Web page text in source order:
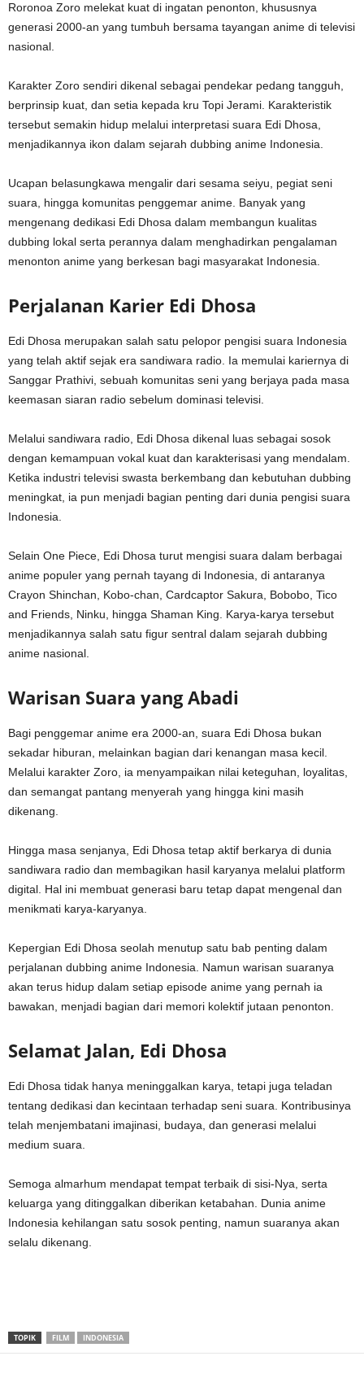
Roronoa Zoro melekat kuat di ingatan penonton, khususnya
generasi 2000-an yang tumbuh bersama tayangan anime di televisi
nasional.
Karakter Zoro sendiri dikenal sebagai pendekar pedang tangguh,
berprinsip kuat, dan setia kepada kru Topi Jerami. Karakteristik
tersebut semakin hidup melalui interpretasi suara Edi Dhosa,
menjadikannya ikon dalam sejarah dubbing anime Indonesia.
Ucapan belasungkawa mengalir dari sesama seiyu, pegiat seni
suara, hingga komunitas penggemar anime. Banyak yang
mengenang dedikasi Edi Dhosa dalam membangun kualitas
dubbing lokal serta perannya dalam menghadirkan pengalaman
menonton anime yang berkesan bagi masyarakat Indonesia.
Perjalanan Karier Edi Dhosa
Edi Dhosa merupakan salah satu pelopor pengisi suara Indonesia
yang telah aktif sejak era sandiwara radio. Ia memulai kariernya di
Sanggar Prathivi, sebuah komunitas seni yang berjaya pada masa
keemasan siaran radio sebelum dominasi televisi.
Melalui sandiwara radio, Edi Dhosa dikenal luas sebagai sosok
dengan kemampuan vokal kuat dan karakterisasi yang mendalam.
Ketika industri televisi swasta berkembang dan kebutuhan dubbing
meningkat, ia pun menjadi bagian penting dari dunia pengisi suara
Indonesia.
Selain One Piece, Edi Dhosa turut mengisi suara dalam berbagai
anime populer yang pernah tayang di Indonesia, di antaranya
Crayon Shinchan, Kobo-chan, Cardcaptor Sakura, Bobobo, Tico
and Friends, Ninku, hingga Shaman King. Karya-karya tersebut
menjadikannya salah satu figur sentral dalam sejarah dubbing
anime nasional.
Warisan Suara yang Abadi
Bagi penggemar anime era 2000-an, suara Edi Dhosa bukan
sekadar hiburan, melainkan bagian dari kenangan masa kecil.
Melalui karakter Zoro, ia menyampaikan nilai keteguhan, loyalitas,
dan semangat pantang menyerah yang hingga kini masih
dikenang.
Hingga masa senjanya, Edi Dhosa tetap aktif berkarya di dunia
sandiwara radio dan membagikan hasil karyanya melalui platform
digital. Hal ini membuat generasi baru tetap dapat mengenal dan
menikmati karya-karyanya.
Kepergian Edi Dhosa seolah menutup satu bab penting dalam
perjalanan dubbing anime Indonesia. Namun warisan suaranya
akan terus hidup dalam setiap episode anime yang pernah ia
bawakan, menjadi bagian dari memori kolektif jutaan penonton.
Selamat Jalan, Edi Dhosa
Edi Dhosa tidak hanya meninggalkan karya, tetapi juga teladan
tentang dedikasi dan kecintaan terhadap seni suara. Kontribusinya
telah menjembatani imajinasi, budaya, dan generasi melalui
medium suara.
Semoga almarhum mendapat tempat terbaik di sisi-Nya, serta
keluarga yang ditinggalkan diberikan ketabahan. Dunia anime
Indonesia kehilangan satu sosok penting, namun suaranya akan
selalu dikenang.
TOPIK FILM INDONESIA